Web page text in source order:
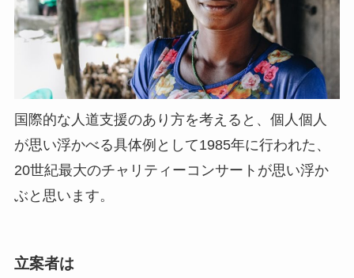
国際的な人道支援のあり方を考えると、個人個人
が思い浮かべる具体例として1985年に行われた、
20世紀最大のチャリティーコンサートが思い浮か
ぶと思います。
立案者は